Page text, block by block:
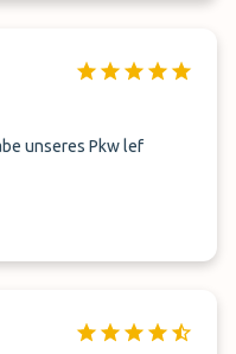
unseres Pkw lef